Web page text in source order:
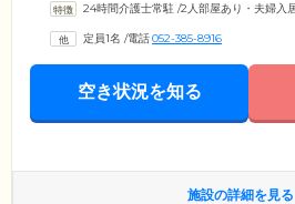
24時間介護士常駐 /2人部屋あり・夫婦入
定員1名 /電話052-385-8916
空き状況を知る
施設の詳細を見る